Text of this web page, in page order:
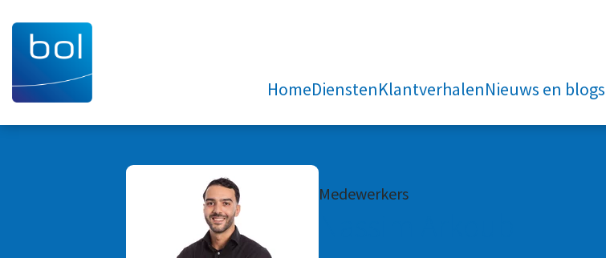
HomeDienstenKlantverhalenNieuws en blogs
Medewerkers